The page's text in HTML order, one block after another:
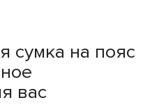
сумка на пояс
вас